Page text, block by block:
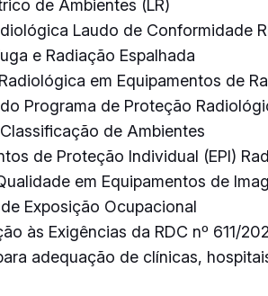
de Ambientes (LR)
Laudo de Conformidade
e Radiação Espalhada
em Equipamentos de
Programa de Proteção
de Ambientes
de Proteção Individual (EPI)
em Equipamentos de
Exposição Ocupacional
às Exigências da RDC nº 611/
adequação de clínicas,